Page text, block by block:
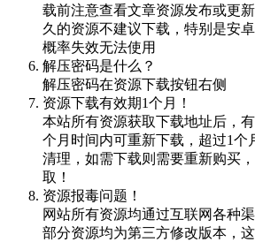
载前注意查看文章资源发布或更
久的资源不建议下载，特别是安
概率失效无法使用
解压密码是什么？
解压密码在资源下载按钮右侧
资源下载有效期1个月！
本站所有资源获取下载地址后，
个月时间内可重新下载，超过1个
清理，如需下载则需要重新购买
取！
资源报毒问题！
网站所有资源均通过互联网各种
部分资源均为第三方修改版本，